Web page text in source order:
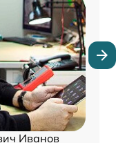
Иванов